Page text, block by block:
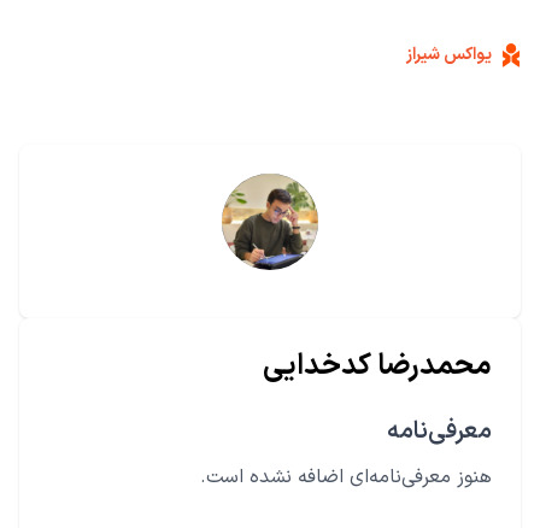
یواکس شیراز
محمدرضا کدخدایی
معرفی‌نامه
هنوز معرفی‌نامه‌ای اضافه نشده است.